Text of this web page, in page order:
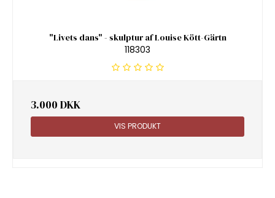
"Livets dans" - skulptur af Louise Kött-Gärtn
118303
3.000 DKK
VIS PRODUKT